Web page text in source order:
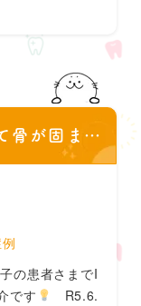
GBRとサイナスリフトをして骨が固まった！Implant埋入へ
の患者さまでI
です
R5.6.